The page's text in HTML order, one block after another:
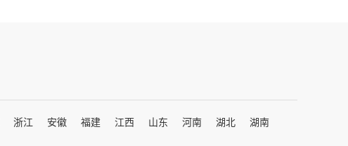
浙江 安徽 福建 江西 山东 河南 湖北
湖南